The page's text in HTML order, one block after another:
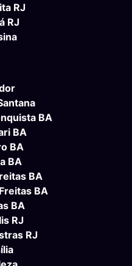
RJ
RJ
BA
BA
BA
BA
BA
BA
BA
RJ
RJ